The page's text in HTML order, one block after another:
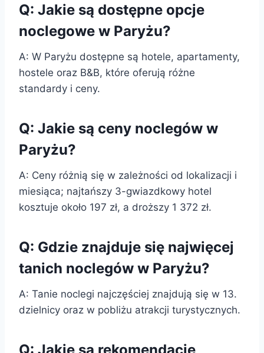
Q: Jakie są dostępne opcje
noclegowe w Paryżu?
A: W Paryżu dostępne są hotele, apartamenty,
hostele oraz B&B, które oferują różne
standardy i ceny.
Q: Jakie są ceny noclegów w
Paryżu?
A: Ceny różnią się w zależności od lokalizacji i
miesiąca; najtańszy 3-gwiazdkowy hotel
kosztuje około 197 zł, a droższy 1 372 zł.
Q: Gdzie znajduje się najwięcej
tanich noclegów w Paryżu?
A: Tanie noclegi najczęściej znajdują się w 13.
dzielnicy oraz w pobliżu atrakcji turystycznych.
Q: Jakie są rekomendacje